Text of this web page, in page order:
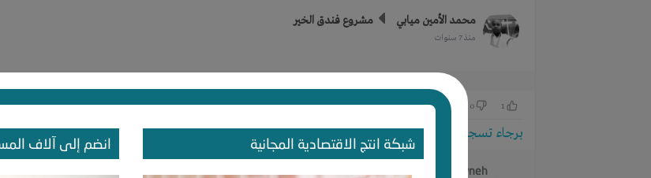
شبكة انتج الاقتصادية المجانية انضم إلى آلاف
محمد الأمين ميابي مشروع فندق الخير
منذ 7 سنوات
1
0
برجاء تسجيل الدخول للتواصل!
Bashar Alalawneh